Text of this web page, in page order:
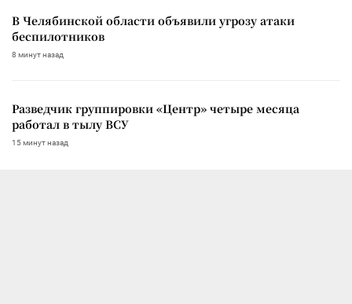
В Челябинской области объявили угрозу атаки
беспилотников
8 минут назад
Разведчик группировки «Центр» четыре месяца
работал в тылу ВСУ
15 минут назад